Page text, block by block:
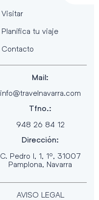
Visitar
Planifica tu viaje
Contacto
Mail:
info@travelnavarra.com
Tfno.:
948 26 84 12
Dirección:
C. Pedro I, 1, 1º, 31007
Pamplona, Navarra
AVISO LEGAL